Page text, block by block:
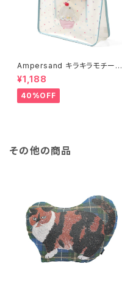
Ampersand キラキラモチーフ
プールバッグ/SS
¥1,188
40%OFF
その他の商品